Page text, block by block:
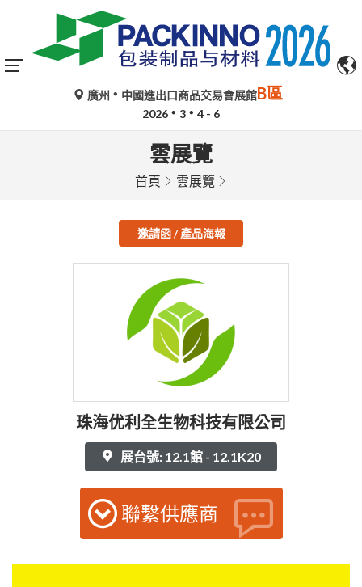
廣州 中國進出口商品交易會展館B區
2026 3 4 - 6
雲展覽
首頁 雲展覽
邀請函 / 產品海報
珠海优利全生物科技有限公司
展台號: 12.1館 - 12.1K20
聯繫供應商